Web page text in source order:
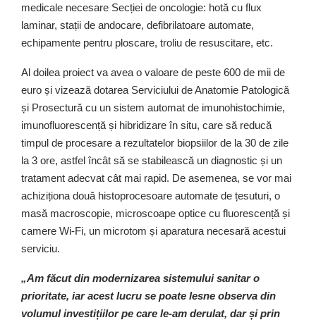
medicale necesare Secției de oncologie: hotă cu flux
laminar, stații de andocare, defibrilatoare automate,
echipamente pentru ploscare, troliu de resuscitare, etc.
Al doilea proiect va avea o valoare de peste 600 de mii de
euro și vizează dotarea Serviciului de Anatomie Patologică
și Prosectură cu un sistem automat de imunohistochimie,
imunofluorescență și hibridizare în situ, care să reducă
timpul de procesare a rezultatelor biopsiilor de la 30 de zile
la 3 ore, astfel încât să se stabilească un diagnostic și un
tratament adecvat cât mai rapid. De asemenea, se vor mai
achiziționa două histoprocesoare automate de țesuturi, o
masă macroscopie, microscoape optice cu fluorescență și
camere Wi-Fi, un microtom și aparatura necesară acestui
serviciu.
„Am făcut din modernizarea sistemului sanitar o
prioritate, iar acest lucru se poate lesne observa din
volumul investițiilor pe care le-am derulat, dar și prin